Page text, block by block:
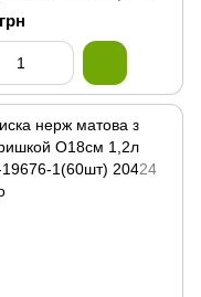
1(40шт)